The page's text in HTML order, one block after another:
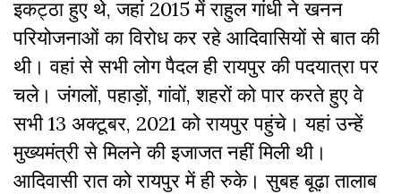
इकट्ठा हुए थे, जहां 2015 में राहुल गांधी ने खनन
परियोजनाओं का विरोध कर रहे आदिवासियों से बात की
थी। वहां से सभी लोग पैदल ही रायपुर की पदयात्रा पर
चले। जंगलों, पहाड़ों, गांवों, शहरों को पार करते हुए वे
सभी 13 अक्टूबर, 2021 को रायपुर पहुंचे। यहां उन्हें
मुख्यमंत्री से मिलने की इजाजत नहीं मिली थी।
आदिवासी रात को रायपुर में ही रुके। सुबह बूढ़ा तालाब